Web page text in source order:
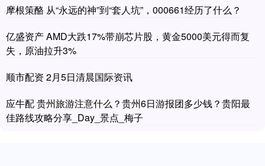
摩根策酪 从“永远的神”到“套人坑”，000661经历了什么？
亿盛资产 AMD大跌17%带崩芯片股，黄金5000美元得而复
失，原油拉升3%
顺市配资 2月5日清晨国际资讯
应牛配 贵州旅游注意什么？贵州6日游报团多少钱？贵阳最
佳路线攻略分享_Day_景点_梅子